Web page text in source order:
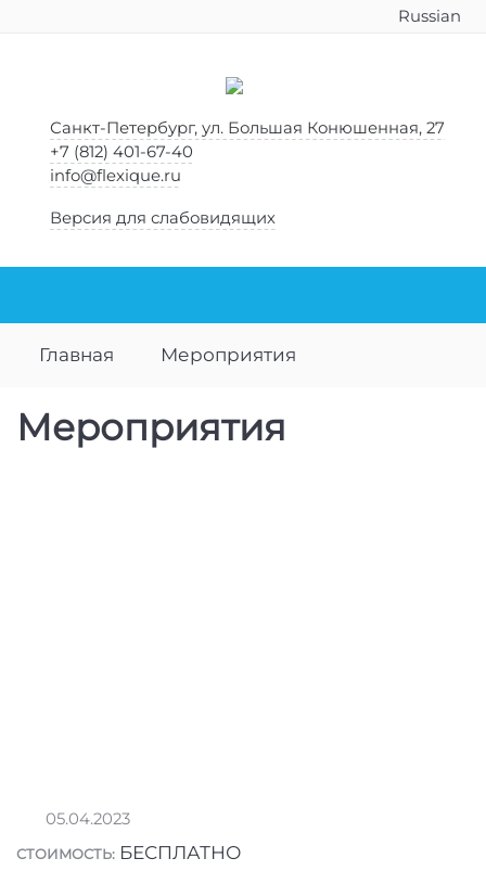
Russian
Санкт-Петербург, ул. Большая Конюшенная, 27
+7 (812) 401-67-40
info@flexique.ru
Версия для слабовидящих
Главная Мероприятия
Мероприятия
05.04.2023
СТОИМОСТЬ: БЕСПЛАТНО